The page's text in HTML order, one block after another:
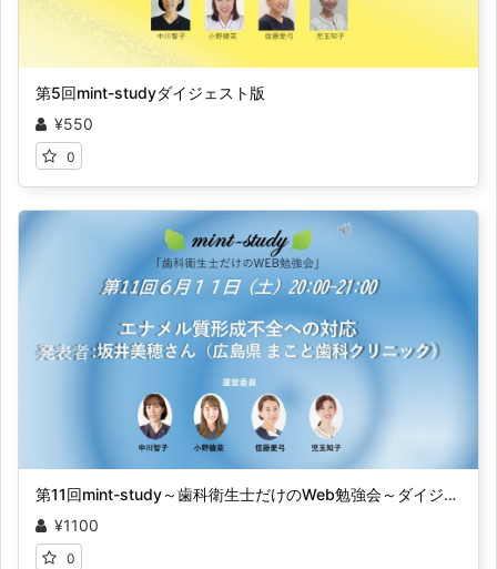
第5回mint-studyダイジェスト版
¥550
0
第11回mint-study～歯科衛生士だけのWeb勉強会～ダイジェスト
¥1100
0